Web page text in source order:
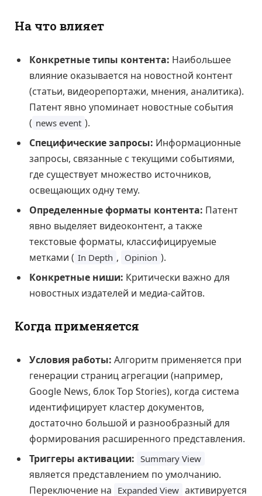
На что влияет
Конкретные типы контента: Наибольшее
влияние оказывается на новостной контент
(статьи, видеорепортажи, мнения, аналитика).
Патент явно упоминает новостные события
( news event ).
Специфические запросы: Информационные
запросы, связанные с текущими событиями,
где существует множество источников,
освещающих одну тему.
Определенные форматы контента: Патент
явно выделяет видеоконтент, а также
текстовые форматы, классифицируемые
метками ( In Depth , Opinion ).
Конкретные ниши: Критически важно для
новостных издателей и медиа-сайтов.
Когда применяется
Условия работы: Алгоритм применяется при
генерации страниц агрегации (например,
Google News, блок Top Stories), когда система
идентифицирует кластер документов,
достаточно большой и разнообразный для
формирования расширенного представления.
Триггеры активации: Summary View
является представлением по умолчанию.
Переключение на Expanded View активируется